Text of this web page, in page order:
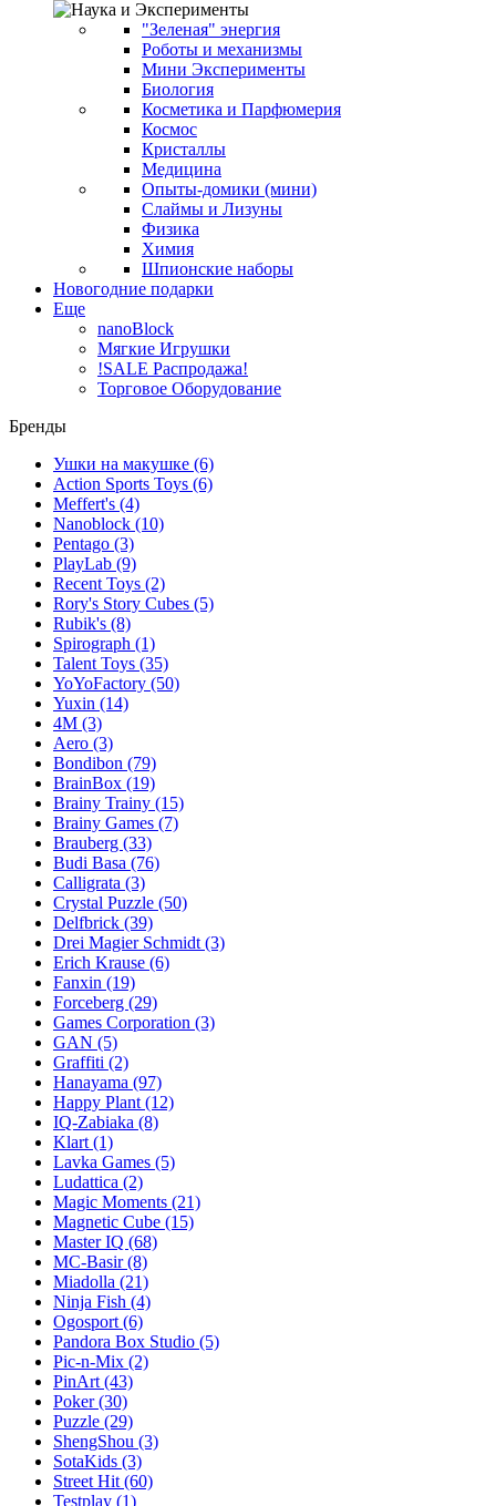
"Зеленая" энергия
Роботы и механизмы
Мини Эксперименты
Биология
Косметика и Парфюмерия
Космос
Кристаллы
Медицина
Опыты-домики (мини)
Слаймы и Лизуны
Физика
Химия
Шпионские наборы
Новогодние подарки
Еще
nanoBlock
Мягкие Игрушки
!SALE Распродажа!
Торговое Оборудование
Бренды
Ушки на макушке (6)
Action Sports Toys (6)
Meffert's (4)
Nanoblock (10)
Pentago (3)
PlayLab (9)
Recent Toys (2)
Rory's Story Cubes (5)
Rubik's (8)
Spirograph (1)
Talent Toys (35)
YoYoFactory (50)
Yuxin (14)
4M (3)
Aero (3)
Bondibon (79)
BrainBox (19)
Brainy Trainy (15)
Brainy Games (7)
Brauberg (33)
Budi Basa (76)
Calligrata (3)
Crystal Puzzle (50)
Delfbrick (39)
Drei Magier Schmidt (3)
Erich Krause (6)
Fanxin (19)
Forceberg (29)
Games Corporation (3)
GAN (5)
Graffiti (2)
Hanayama (97)
Happy Plant (12)
IQ-Zabiaka (8)
Klart (1)
Lavka Games (5)
Ludattica (2)
Magic Moments (21)
Magnetic Cube (15)
Master IQ (68)
MC-Basir(8)
Miadolla (21)
Ninja Fish (4)
Ogosport (6)
Pandora Box Studio (5)
Pic-n-Mix (2)
PinArt (43)
Poker(30)
Puzzle (29)
ShengShou (3)
SotaKids (3)
Street Hit (60)
Testplay (1)